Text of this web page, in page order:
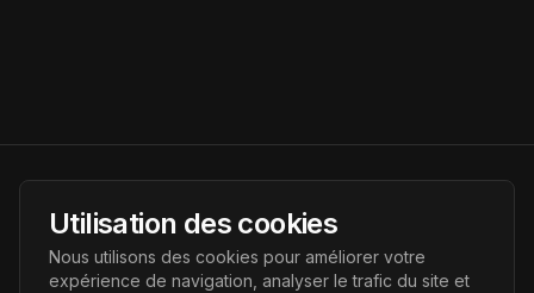
AI Futur
Portail de l'avenir de l'intelligence artificielle, vous aidant à
découvrir les dernières technologies IA.
Utilisation des cookies
Nous utilisons des cookies pour améliorer votre
expérience de navigation, analyser le trafic du site et